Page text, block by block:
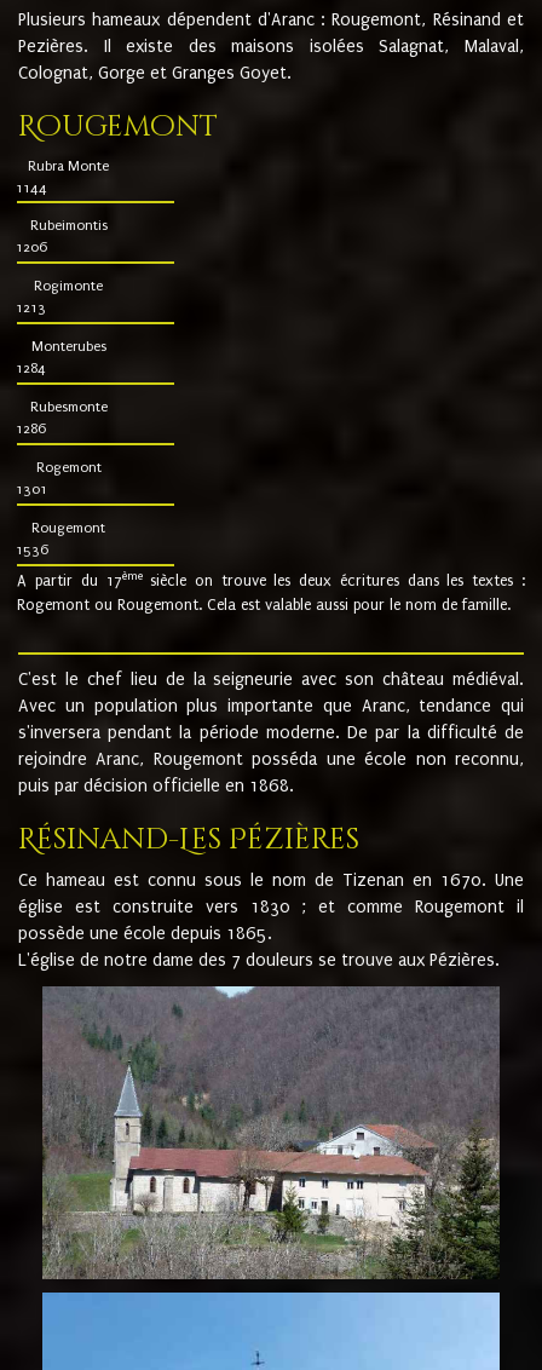
Plusieurs hameaux dépendent d'Aranc : Rougemont, Résinand et
Pezières. Il existe des maisons isolées Salagnat, Malaval,
Colognat, Gorge et Granges Goyet.
Rougemont
Rubra Monte
1144
Rubeimontis
1206
Rogimonte
1213
Monterubes
1284
Rubesmonte
1286
Rogemont
1301
Rougemont
1536
A partir du 17ème siècle on trouve les deux écritures dans les textes :
Rogemont ou Rougemont. Cela est valable aussi pour le nom de famille.
C'est le chef lieu de la seigneurie avec son château médiéval.
Avec un population plus importante que Aranc, tendance qui
s'inversera pendant la période moderne. De par la difficulté de
rejoindre Aranc, Rougemont posséda une école non reconnu,
puis par décision officielle en 1868.
Résinand-Les Pézières
Ce hameau est connu sous le nom de Tizenan en 1670. Une
église est construite vers 1830 ; et comme Rougemont il
possède une école depuis 1865.
L'église de notre dame des 7 douleurs se trouve aux Pézières.